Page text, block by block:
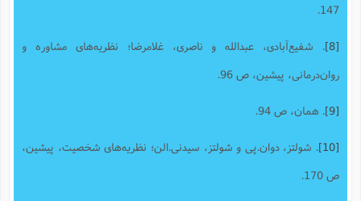
147.
. شفیع‌آبادی، عبدالله و ناصری، غلامرضا؛ نظریه‌های مشاوره و
روان‌درمانی، پیشین، ص 96.
. همان، ص 94.
. شولتز، دوان.پی و شولتز، سیدنی.الن؛ نظریه‌های شخصیت، پیشین،
ص 170.